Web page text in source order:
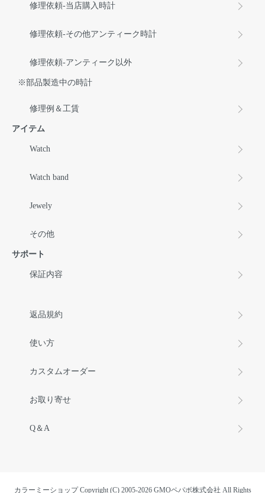
修理依頼-当店購入時計
修理依頼-その他アンティーク時計
修理依頼-アンティーク以外
※部品製造中の時計
修理例＆工賃
アイテム
Watch
Watch band
Jewely
その他
サポート
保証内容
返品規約
使い方
カスタムオーダー
お取り寄せ
Q＆A
カラーミーショップCopyright (C) 2005-2026 GMOペパボ株式会社 All Rights